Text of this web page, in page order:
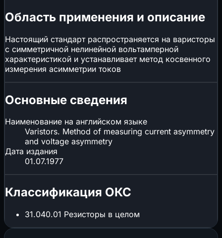
Область применения и описание
Настоящий стандарт распространяется на варисторы
с симметричной нелинейной вольтамперной
характеристикой и устанавливает метод косвенного
измерения асимметрии токов
Основные сведения
Наименование на английском языке
Varistors. Method of measuring current asymmetry
and voltage asymmetry
Дата издания
01.07.1977
Классификация ОКС
31.040.01 Резисторы в целом